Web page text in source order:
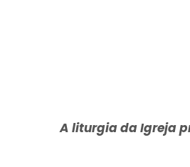
A liturgia da Igreja